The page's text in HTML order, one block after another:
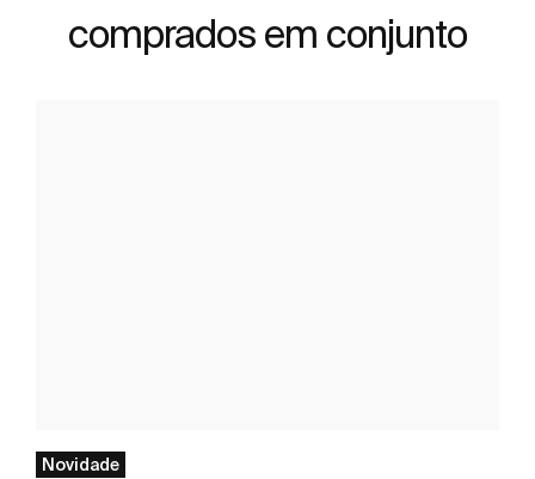
comprados em conjunto
Novidade